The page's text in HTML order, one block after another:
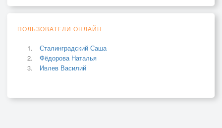
ПОЛЬЗОВАТЕЛИ ОНЛАЙН
Сталинградский Саша
Фёдорова Наталья
Ивлев Василий